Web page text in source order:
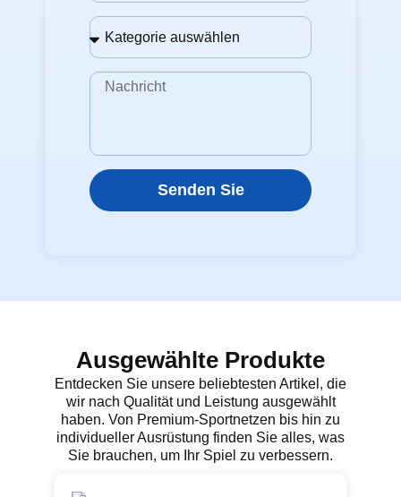
Senden Sie
Ausgewählte Produkte
Entdecken Sie unsere beliebtesten Artikel, die
wir nach Qualität und Leistung ausgewählt
haben. Von Premium-Sportnetzen bis hin zu
individueller Ausrüstung finden Sie alles, was
Sie brauchen, um Ihr Spiel zu verbessern.